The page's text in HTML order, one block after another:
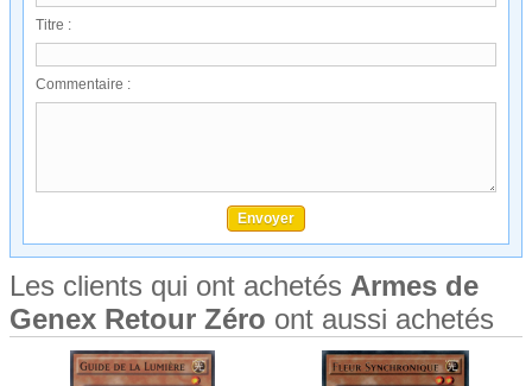
Titre :
Commentaire :
Les clients qui ont achetés Armes de
Genex Retour Zéro ont aussi achetés